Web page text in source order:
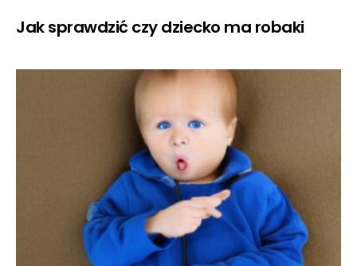
Jak sprawdzić czy dziecko ma robaki